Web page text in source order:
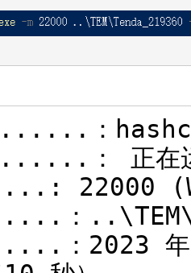
：
： 正在
22000
：
：2023